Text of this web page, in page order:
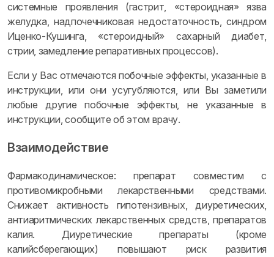
системные проявления (гастрит, «стероидная» язва
желудка, надпочечниковая недостаточность, синдром
Иценко-Кушинга, «стероидный» сахарный диабет,
стрии, замедление репаративных процессов).
Если у Вас отмечаются побочные эффекты, указанные в
инструкции, или они усугубляются, или Вы заметили
любые другие побочные эффекты, не указанные в
инструкции, сообщите об этом врачу.
Взаимодействие
Фармакодинамическое: препарат совместим с
противомикробными лекарственными средствами.
Снижает активность гипотензивных, диуретических,
антиаритмических лекарственных средств, препаратов
калия. Диуретические препараты (кроме
калийсберегающих) повышают риск развития